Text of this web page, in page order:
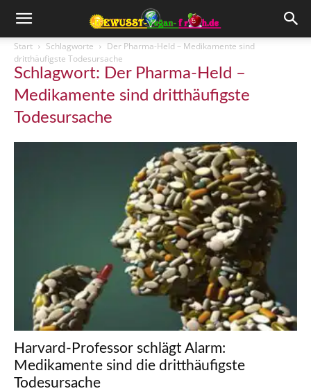
Start Schlagworte
Der Pharma-Held – Medikamente sind
dritthäufigste Todesursache
Schlagwort: Der Pharma-Held –
Medikamente sind dritthäufigste
Todesursache
Harvard-Professor schlägt Alarm:
Medikamente sind die dritthäufigste
Todesursache